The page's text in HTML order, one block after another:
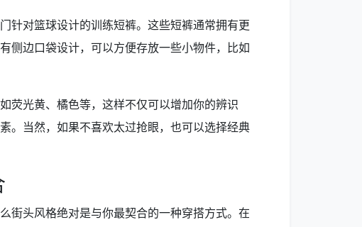
针对篮球设计的训练短裤。这些短裤通常拥有更
侧边口袋设计，可以方便存放一些小物件，比如
荧光黄、橘色等，这样不仅可以增加你的辨识
。当然，如果不喜欢太过抢眼，也可以选择经典
街头风格绝对是与你最契合的一种穿搭方式。在